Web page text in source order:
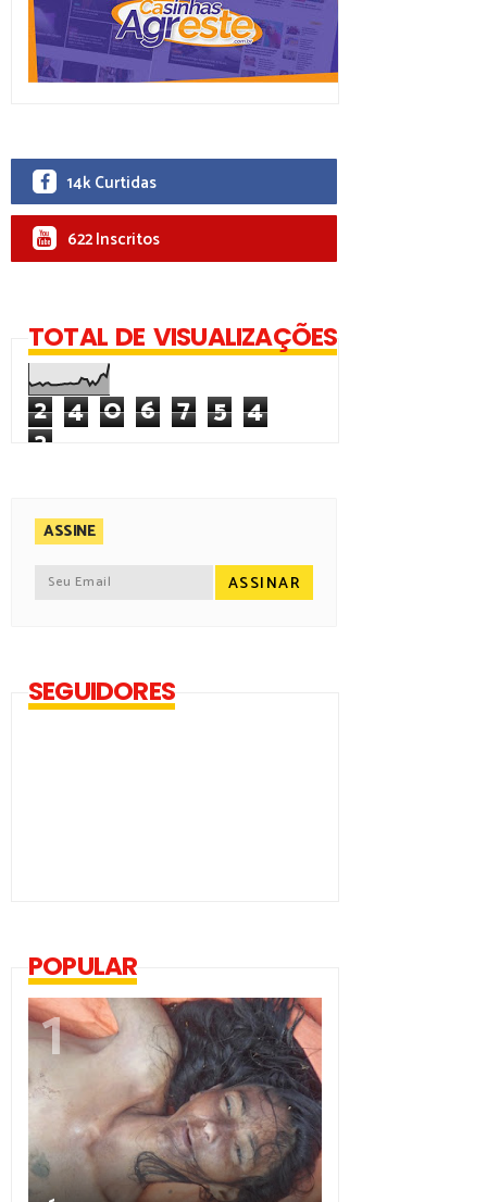
14k Curtidas
622 Inscritos
TOTAL DE VISUALIZAÇÕES
2 4 0 6 7 5 4
2
ASSINE
SEGUIDORES
POPULAR